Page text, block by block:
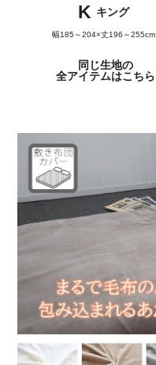
K キング
幅185～204×丈196～255cm
同じ生地の
全アイテムはこちら